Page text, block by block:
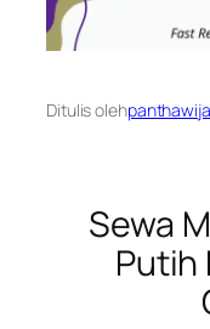
Ditulis oleh
Sewa
Putih